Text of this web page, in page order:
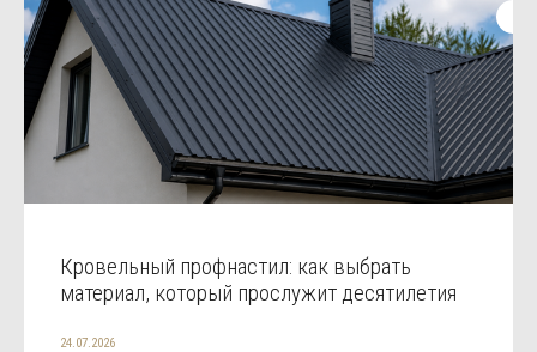
Кровельный профнастил: как выбрать
материал, который прослужит десятилетия
24.07.2026